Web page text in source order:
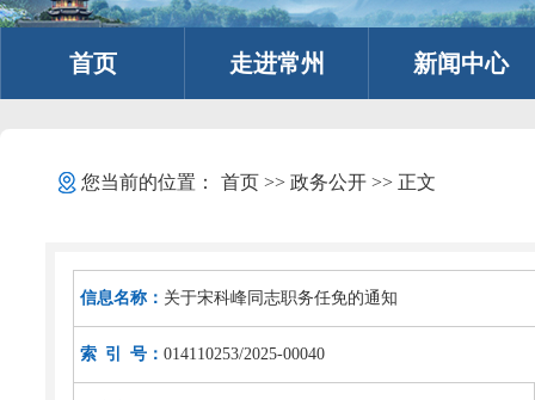
首页 走进常州 新闻中心
您当前的位置： 首页>> 政务公开>> 正文
信息名称： 关于宋科峰同志职务任免的通知
索 引 号： 014110253/2025-00040